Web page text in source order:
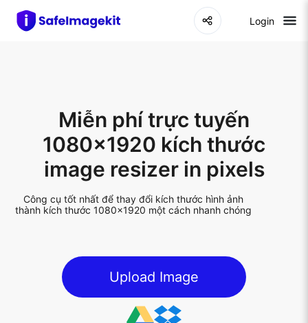
Login
Miễn phí trực tuyến
1080x1920 kích thước
image resizer in pixels
Công cụ tốt nhất để thay đổi kích thước hình ảnh
thành kích thước 1080x1920 một cách nhanh chóng
Upload Image